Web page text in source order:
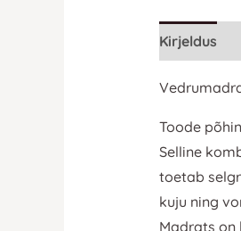
Kirjeldus
Toode
Selline
toetab
kuju ning
Madrats